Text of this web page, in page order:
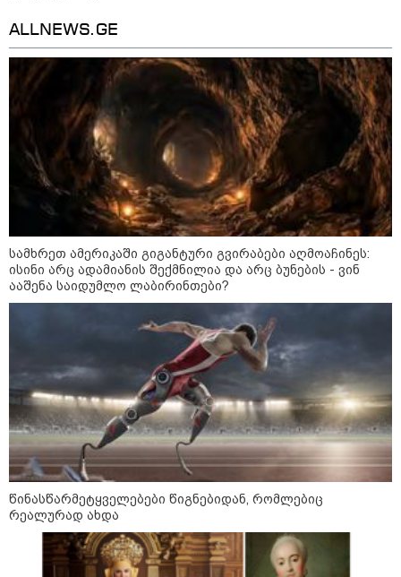
აგვისტოს ომში, გორში
საბრძოლო ნათლობა მიღებული
რუსული „ისკანდერი“ დღეს კიევის
მთავარ კოშმარად იქცა
კრეისერ "ედინბურგის" საიდუმლო:
როგორ იპოვეს 40 წლის შემდეგ 5
ედუარდ შევარდნაძის
სკანდალური საჩუქარი პუტინს და
რუსეთის პრეზიდენტის მუქარა,
რომელიც 6 წლის შემდეგ
აასრულა
სექტემბერ-ოქტომბერში პუტინი
აღმოსავლეთ ევროპას
დაარტყამს?! - ლაშა
ძებისაშვილის ანალიზი: "რუსები
მობი­ლიზაციისთვის ემზადებიან -
500 000-მდე კაცი უნდა გაიწვიონ
ALLNEWS.GE
სამხრეთ ამერიკაში გიგანტური გვირაბები აღმოაჩინეს:
ისინი არც ადამიანის შექმნილია და არც ბუნების - ვინ
ააშენა საიდუმლო ლაბირინთები?
წინასწარმეტყველებები წიგნებიდან, რომლებიც
რეალურად ახდა